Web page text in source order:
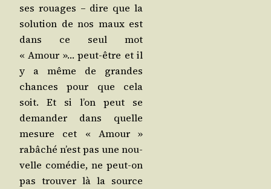
ses rouages – dire que la
solu­tion de nos maux est
dans ce seul mot
« Amour »… peut-être et il
y a même de grandes
chances pour que cela
soit. Et si l’on peut se
deman­der dans quelle
mesure cet « Amour »
rabâ­ché n’est pas une nou­
velle comé­die, ne peut-on
pas trou­ver là la source